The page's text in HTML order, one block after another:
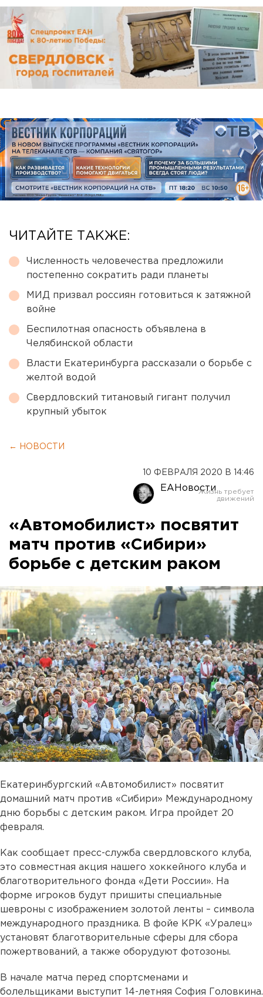
ЧИТАЙТЕ ТАКЖЕ:
Численность человечества предложили
постепенно сократить ради планеты
МИД призвал россиян готовиться к затяжной
войне
Беспилотная опасность объявлена в
Челябинской области
Власти Екатеринбурга рассказали о борьбе с
желтой водой
Свердловский титановый гигант получил
крупный убыток
← НОВОСТИ
10 ФЕВРАЛЯ 2020 В 14:46
ЕАНовости
«Автомобилист» посвятит
матч против «Сибири»
борьбе с детским раком
Екатеринбургский «Автомобилист» посвятит
домашний матч против «Сибири» Международному
дню борьбы с детским раком. Игра пройдет 20
февраля.
Как сообщает пресс-служба свердловского клуба,
это совместная акция нашего хоккейного клуба и
благотворительного фонда «Дети России». На
форме игроков будут пришиты специальные
шевроны с изображением золотой ленты – символа
международного праздника. В фойе КРК «Уралец»
установят благотворительные сферы для сбора
пожертвований, а также оборудуют фотозоны.
В начале матча перед спортсменами и
болельщиками выступит 14-летняя София Головкина.